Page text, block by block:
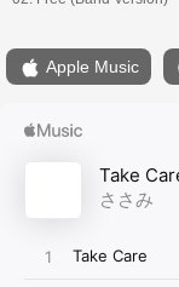
Apple Music